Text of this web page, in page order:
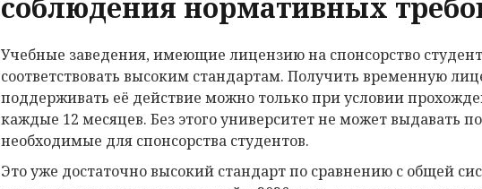
соблюдения нормативных
Учебные заведения, имеющие лицензию на спонсорство
соответствовать высоким стандартам. Получить временную
поддерживать её действие можно только при условии
каждые 12 месяцев. Без этого университет не может выдавать
необходимые для спонсорства студентов.
Это уже достаточно высокий стандарт по сравнению с общей